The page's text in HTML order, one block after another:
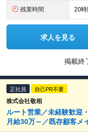
残業時間 20時
求人を見る
掲載終
正社員 自己PR不要
株式会社敬相
ルート営業／未経験歓迎
月給30万～／既存顧客メ